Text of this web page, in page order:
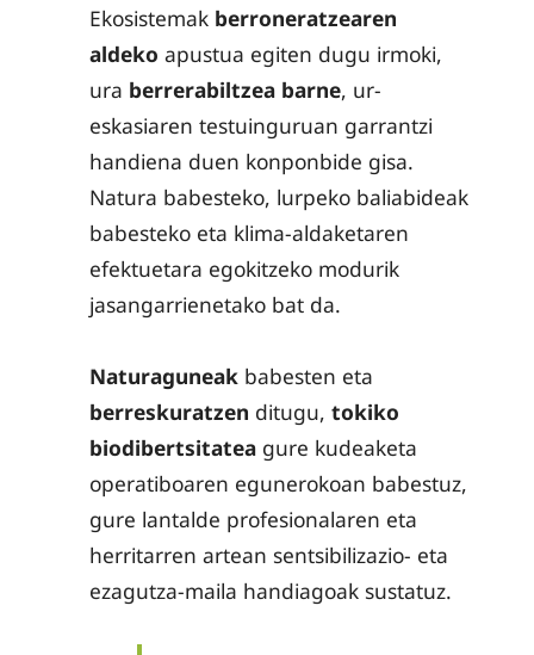
Ekosistemak berroneratzearen
aldeko apustua egiten dugu irmoki,
ura berrerabiltzea barne, ur-
eskasiaren testuinguruan garrantzi
handiena duen konponbide gisa.
Natura babesteko, lurpeko baliabideak
babesteko eta klima-aldaketaren
efektuetara egokitzeko modurik
jasangarrienetako bat da.
Naturaguneak babesten eta
berreskuratzen ditugu, tokiko
biodibertsitatea gure kudeaketa
operatiboaren egunerokoan babestuz,
gure lantalde profesionalaren eta
herritarren artean sentsibilizazio- eta
ezagutza-maila handiagoak sustatuz.